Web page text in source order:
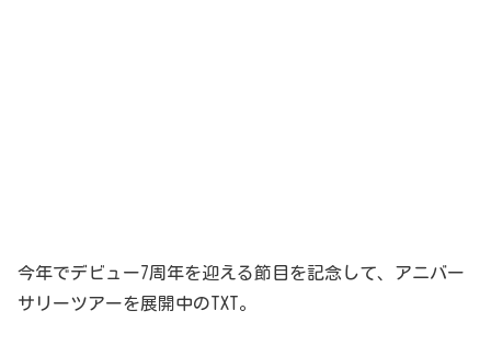
今年でデビュー7周年を迎える節目を記念して、アニバー
サリーツアーを展開中のTXT。